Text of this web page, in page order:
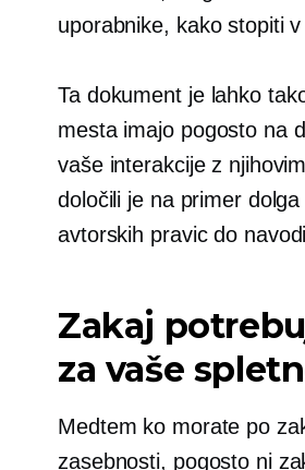
uporabnike, kako stopiti
Ta dokument je lahko
mesta imajo pogosto na
vaše interakcije z
določili je na primer
avtorskih pravic do
Zakaj
za vaše
Medtem ko morate po
zasebnosti, pogosto ni